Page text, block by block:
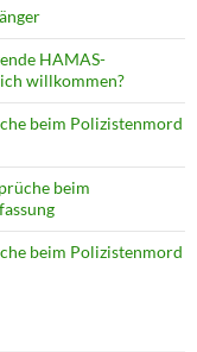
HAMAS-
willkommen?
beim Polizistenmord
beim
beim Polizistenmord